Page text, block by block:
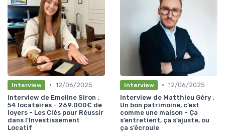
Interview • 12/06/2025
Interview de Emeline Siron :
54 locataires - 269.000€ de
loyers - Les Clés pour Réussir
dans l'Investissement
Locatif
Interview • 12/06/2025
Interview de Matthieu Géry :
Un bon patrimoine, c’est
comme une maison - Ça
s’entretient, ça s’ajuste, ou
ça s’écroule